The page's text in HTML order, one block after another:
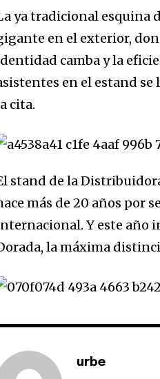
button below. Don't
spam your inbox. Your
ya tradicional esquina
en el exterior,
camba y la
en el estand
cita.
stand de la
más de 20 años por
Y este año
la máxima
urbe